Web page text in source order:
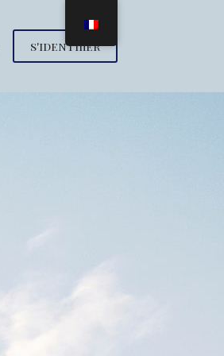
Seminars
s'identifier